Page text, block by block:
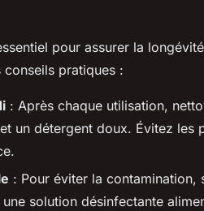
pour assurer la
conseils pratiques :
: Après chaque utilisation,
un détergent doux. Évitez les
: Pour éviter la contamination,
solution désinfectante